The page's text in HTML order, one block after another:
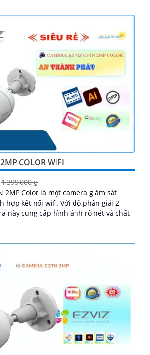
phát hiện thông minh và cảnh báo
COLOR WIFI
1,399,000 ₫
2MP Color là một camera giám sát
wifi. Với độ phân giải 2
này cung cấp hình ảnh rõ nét và chất